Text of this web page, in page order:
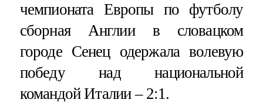
чемпионата Европы по футболу
сборная Англии в словацком
городе Сенец одержала волевую
победу над национальной
командой Италии – 2:1.